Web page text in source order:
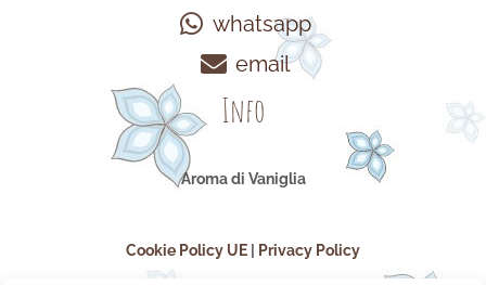
whatsapp
email
Info
Aroma di Vaniglia
Cookie Policy UE Privacy Policy